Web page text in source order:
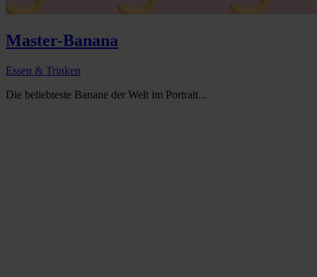
Master-Banana
Essen & Trinken
Die beliebteste Banane der Welt im Portrait...